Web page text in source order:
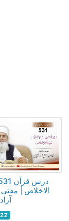
الاخلاص | مفتی